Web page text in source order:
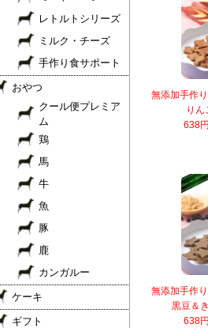
レトルトシリーズ
ミルク・チーズ
手作り食サポート
おやつ
クール便プレミア
ム
鶏
馬
牛
魚
豚
鹿
カンガルー
ケーキ
ギフト
無添加手作
り
638
無添加手作
黒豆＆
638